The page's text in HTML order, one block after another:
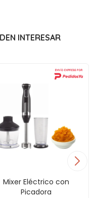
INTERESAR
Mixer Eléctrico con
Picadora